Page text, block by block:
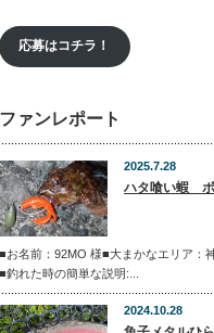
応募はコチラ！
ファンレポート
2025.7.28
ハタ喰い蝦
■お名前：92MO 様■大まかなエリア：
■釣れた時の簡単な説明:...
2024.10.28